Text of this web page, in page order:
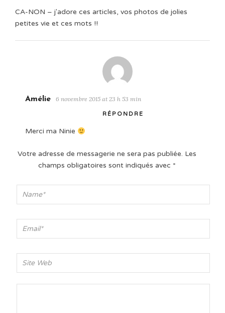
CA-NON – j'adore ces articles, vos photos de jolies
petites vie et ces mots !!
Amélie 6 novembre 2015 at 23 h 53 min
RÉPONDRE
Merci ma Ninie
Votre adresse de messagerie ne sera pas publiée. Les
champs obligatoires sont indiqués avec *